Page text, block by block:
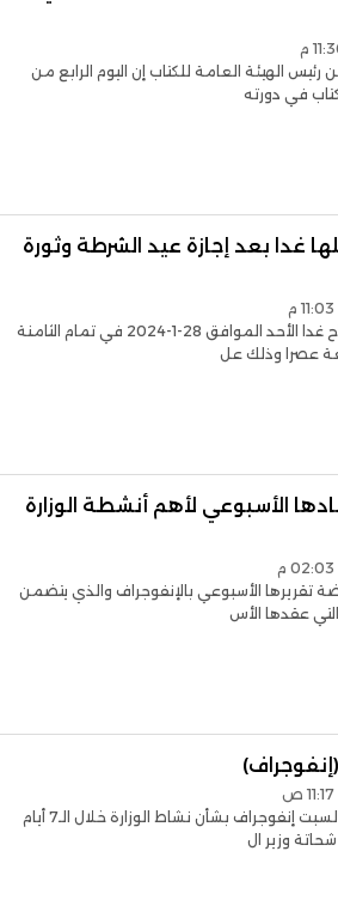
رئيس الهيئة العامة للكتاب إن اليوم الرابع من
في دورته
غدا بعد إجازة عيد الشرطة وثورة
تستانف البنوك عملها صباح غدا الأحد الموافق 28-1-2024 في تمام الثامنة
عصرا وذلك عل
الأسبوعي لأهم أنشطة الوزارة
تقريرها الأسبوعي بالإنفوجراف والذي يتضمن
عقدها الأس
أصدرت وزارة العمل اليوم السبت إنفوجراف بشأن نشاط الوزارة خلال الـ7 أيام
وزير ال